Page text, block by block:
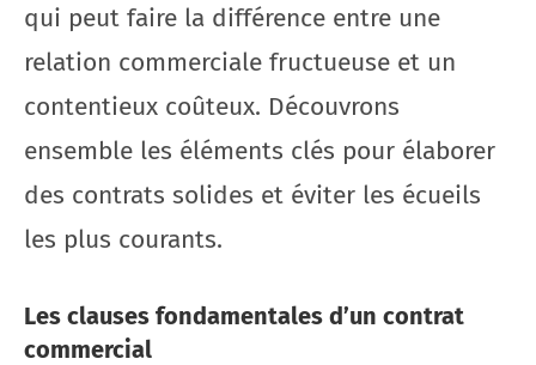
qui peut faire la différence entre une
relation commerciale fructueuse et un
contentieux coûteux. Découvrons
ensemble les éléments clés pour élaborer
des contrats solides et éviter les écueils
les plus courants.
Les clauses fondamentales d’un contrat
commercial